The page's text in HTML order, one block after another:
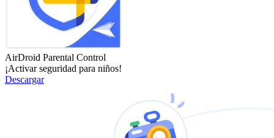
AirDroid Parental Control
¡Activar seguridad para niños!
Descargar